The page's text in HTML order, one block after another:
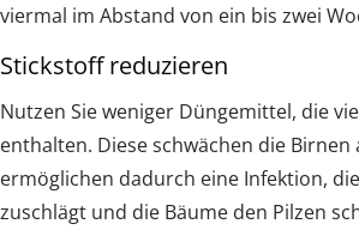
viermal im Abstand von ein bis zwei
Stickstoff reduzieren
Nutzen Sie weniger Düngemittel, die
enthalten. Diese schwächen die Birnen
ermöglichen dadurch eine Infektion,
zuschlägt und die Bäume den Pilzen